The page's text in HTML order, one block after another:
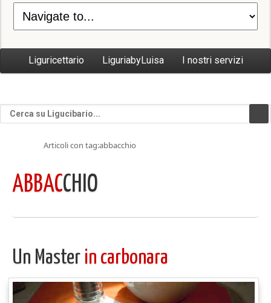
Liguricettario LiguriabyLuisa I nostri servizi
Articoli con tag:abbacchio
ABBACCHIO
Un Master in carbonara